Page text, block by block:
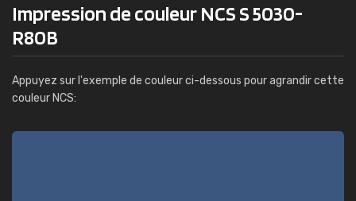
Impression de couleur NCS S 5030-
R80B
Appuyez sur l'exemple de couleur ci-dessous pour agrandir cette
couleur NCS: